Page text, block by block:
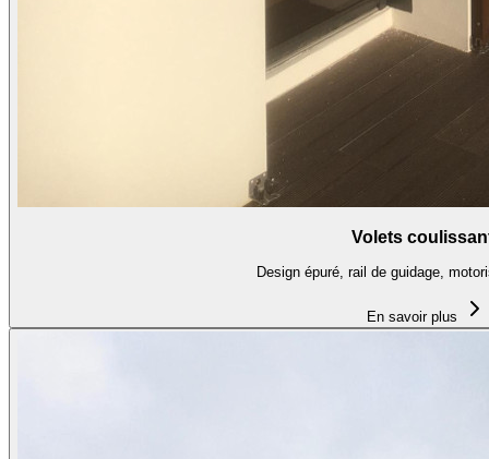
Volets
Design épuré, rail de guidage,
En savoir plus